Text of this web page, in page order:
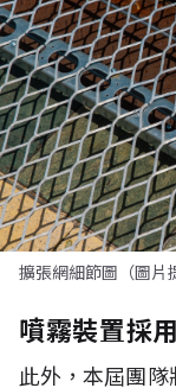
擴張網細節圖（圖片
噴霧裝置採
此外，本屆團